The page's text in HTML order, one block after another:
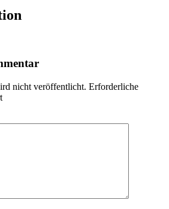
nicht veröffentlicht. Erforderliche